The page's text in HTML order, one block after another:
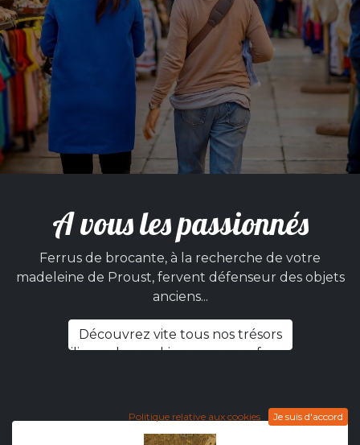
A vous les passionnés
Ferrus de brocante, à la recherche de votre
madeleine de Proust, fervent défenseur des objets
anciens...
Découvrez vite tous nos trésors
Nous utilisons des cookies pour vous fournir une
Politique relative aux cookies Je suis d'accord